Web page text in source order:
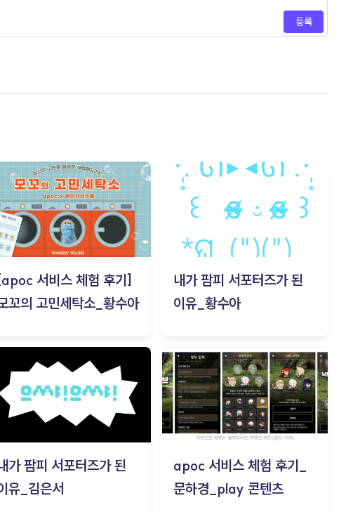
등록
[apoc 서비스 체험 후기]
꼬의 고민세탁소_황수아
내가 팜피 서포터즈가 된
이유_황수아
가 팜피 서포터즈가 된
유_김은서
apoc 서비스 체험 후기_
문하경_play 콘텐츠